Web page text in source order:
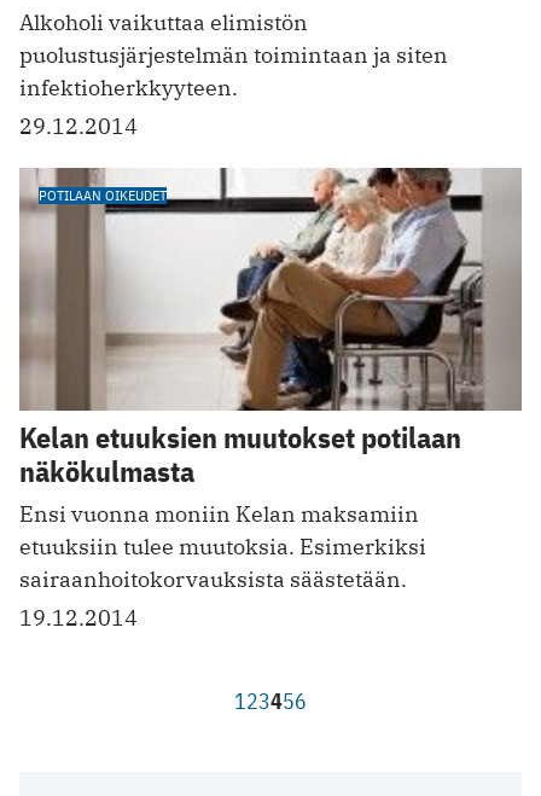
Alkoholi vaikuttaa elimistön
puolustusjärjestelmän toimintaan ja siten
infektioherkkyyteen.
29.12.2014
POTILAAN OIKEUDET
Kelan etuuksien muutokset potilaan
näkökulmasta
Ensi vuonna moniin Kelan maksamiin
etuuksiin tulee muutoksia. Esimerkiksi
sairaanhoitokorvauksista säästetään.
19.12.2014
123456